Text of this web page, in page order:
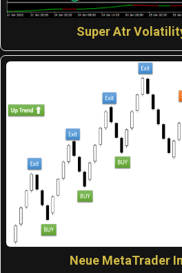
Super Atr
Neue MetaTrader